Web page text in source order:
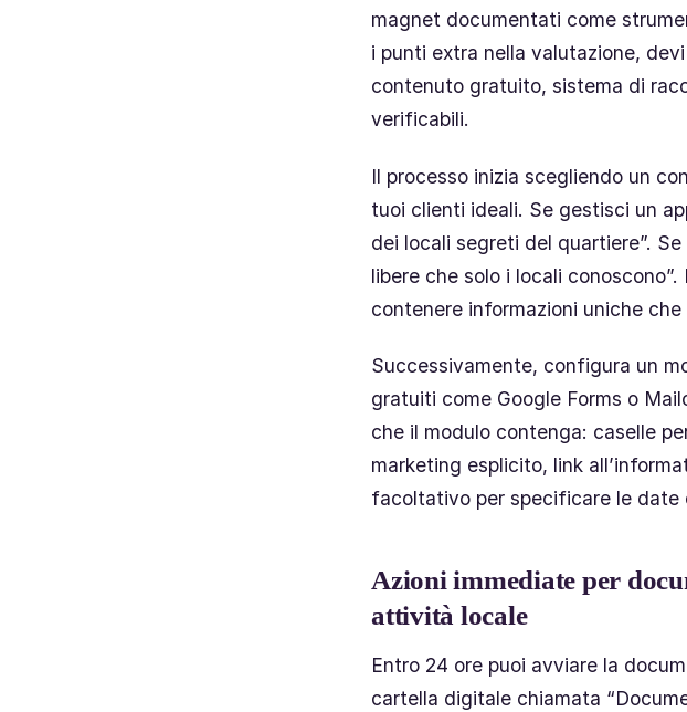
magnet documentati come
i punti extra nella valutazione,
contenuto gratuito, sistema di
verificabili.
Il processo inizia scegliendo un
tuoi clienti ideali. Se gestisci un
dei locali segreti del quartiere”.
libere che solo i locali
contenere informazioni uniche
Successivamente, configura un
gratuiti come Google Forms o
che il modulo contenga: caselle
marketing esplicito, link
facoltativo per specificare le date
Azioni immediate per
attività locale
Entro 24 ore puoi avviare la
cartella digitale chiamata